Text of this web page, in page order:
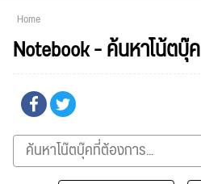
Home
Notebook - ค้นหาโน้ตบุ๊ค